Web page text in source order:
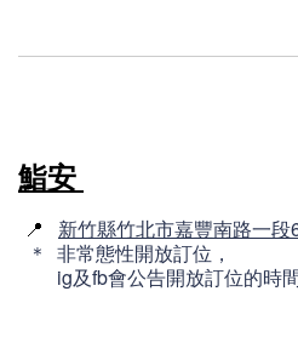
鮨安
📍
新竹縣竹北市嘉豐南路一段
＊ 非常態性開放訂位，
ig及fb會公告開放訂位的時間